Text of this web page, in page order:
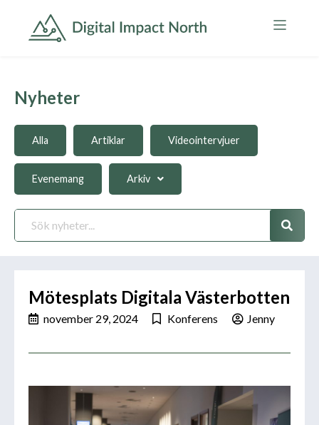
Nyheter
Alla Artiklar Videointervjuer
Evenemang Arkiv
Mötesplats Digitala Västerbotten
november 29, 2024 Konferens Jenny